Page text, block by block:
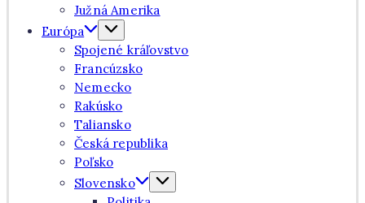
Južná Amerika
Európa
Spojené kráľovstvo
Francúzsko
Nemecko
Rakúsko
Taliansko
Česká republika
Poľsko
Slovensko